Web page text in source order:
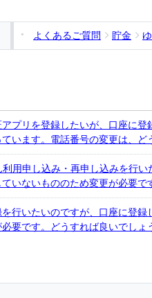
よくあるご質問 貯金
プリを登録したいが、口座に
います。電話番号の変更は、ど
用申し込み・再申し込みを行
いないもののため変更が必要で
行いたいのですが、口座に登
要です。どうすれば良いでしょ